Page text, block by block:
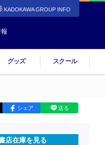
KADOKAWA GROUP INFO
グッズ スクール
シェア 送る
店在庫を見る